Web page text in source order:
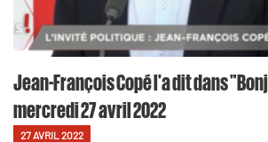
Jean-François Copé l'a dit dans
mercredi 27 avril 2022
27 AVRIL 2022